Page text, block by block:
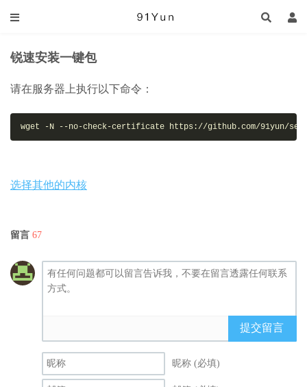
锐速安装一键包
请在服务器上执行以下命令：
wget -N --no-check-certificate https://github.com/91yun/
选择其他的内核
留言 67
提交留言
昵称 (必填)